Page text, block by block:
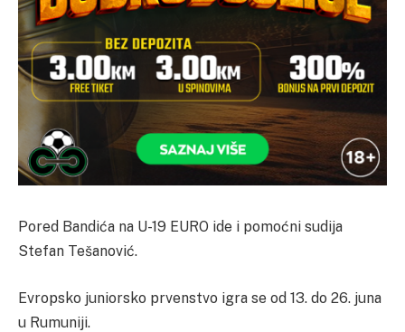
Pored Bandića na U-19 EURO ide i pomoćni sudija
Stefan Tešanović.
Evropsko juniorsko prvenstvo igra se od 13. do 26. juna
u Rumuniji.